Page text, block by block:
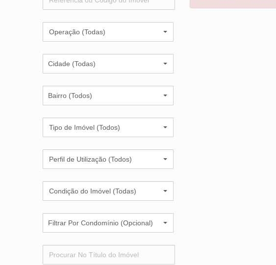
Operação (Todas)
Cidade (Todas)
Bairro (Todos)
Tipo de Imóvel (Todos)
Perfil de Utilização (Todos)
Condição do Imóvel (Todas)
Filtrar Por Condomínio (Opcional)